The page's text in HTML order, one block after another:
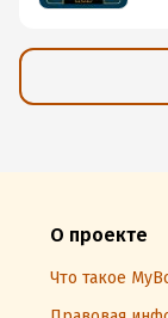
О проекте
Что такое